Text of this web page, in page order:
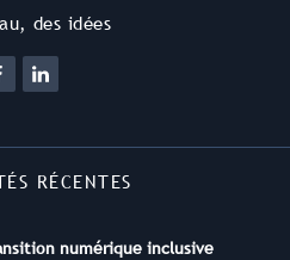
des idées
RÉCENTES
numérique inclusive